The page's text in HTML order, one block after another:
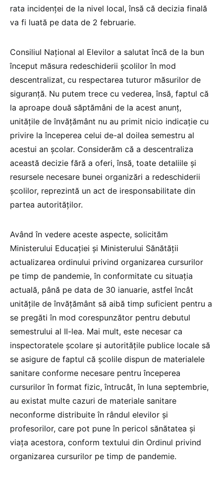
rata incidenței de la nivel local, însă că decizia finală
va fi luată pe data de 2 februarie.
Consiliul Național al Elevilor a salutat încă de la bun
început măsura redeschiderii școlilor în mod
descentralizat, cu respectarea tuturor măsurilor de
siguranță. Nu putem trece cu vederea, însă, faptul că
la aproape două săptămâni de la acest anunț,
unitățile de învățământ nu au primit nicio indicație cu
privire la începerea celui de-al doilea semestru al
acestui an școlar. Considerăm că a descentraliza
această decizie fără a oferi, însă, toate detaliile și
resursele necesare bunei organizări a redeschiderii
școlilor, reprezintă un act de iresponsabilitate din
partea autorităților.
Având în vedere aceste aspecte, solicităm
Ministerului Educației și Ministerului Sănătății
actualizarea ordinului privind organizarea cursurilor
pe timp de pandemie, în conformitate cu situația
actuală, până pe data de 30 ianuarie, astfel încât
unitățile de învățământ să aibă timp suficient pentru a
se pregăti în mod corespunzător pentru debutul
semestrului al II-lea. Mai mult, este necesar ca
inspectoratele școlare și autoritățile publice locale să
se asigure de faptul că școlile dispun de materialele
sanitare conforme necesare pentru începerea
cursurilor în format fizic, întrucât, în luna septembrie,
au existat multe cazuri de materiale sanitare
neconforme distribuite în rândul elevilor și
profesorilor, care pot pune în pericol sănătatea și
viața acestora, conform textului din Ordinul privind
organizarea cursurilor pe timp de pandemie.